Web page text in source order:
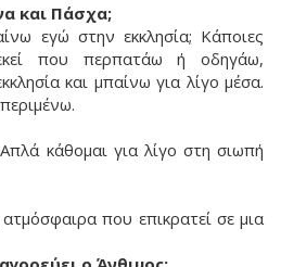
και Πάσχα;
εγώ στην εκκλησία; Κάποιες
που περπατάω ή οδηγάω,
και μπαίνω για λίγο μέσα.
κάθομαι για λίγο στη σιωπή
που επικρατεί σε μια